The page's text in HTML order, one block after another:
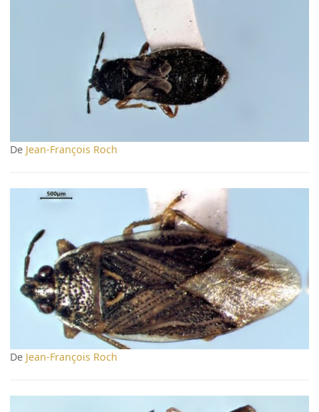
De Jean-François Roch
De Jean-François Roch